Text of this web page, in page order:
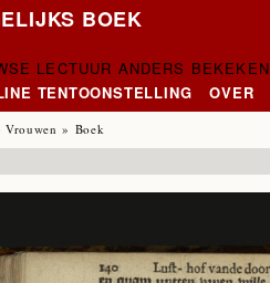
BOEK
LECTUUR ANDERS BEKEKEN
TENTOONSTELLING OVER
Vrouwen » Boek